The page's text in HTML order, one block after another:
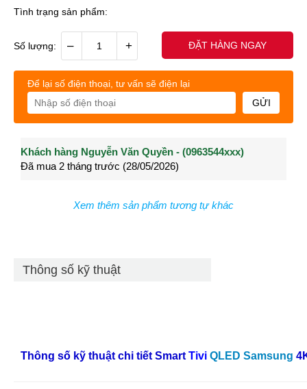
Tình trạng sản phẩm:
Số lượng: – + ĐẶT HÀNG NGAY
Để lại số điện thoại, tư vấn sẽ điện lại
GỬI
Khách hàng Nguyễn Văn Quyền - (0963544xxx)
Đã mua 2 tháng trước (28/05/2026)
Khách hàng Nguyễn Thành Long - (0902021xxx)
Đã mua 4 tháng trước (27/04/2026)
Xem thêm sản phẩm tương tự khác
Thông số kỹ thuật
Thông số kỹ thuật chi tiết Smart Tivi QLED Samsung